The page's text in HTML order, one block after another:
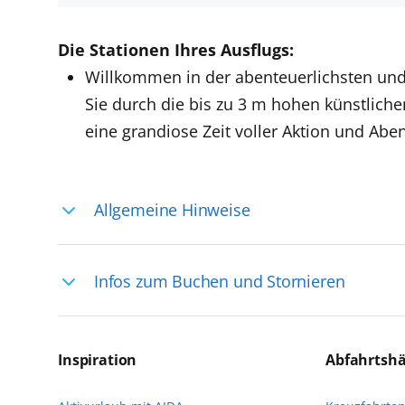
Die Stationen Ihres Ausflugs:
Willkommen in der abenteuerlichsten
Sie durch die bis zu 3 m hohen
eine grandiose Zeit voller Aktion und
Allgemeine Hinweise
selten, sodass dort englischsprachige
das Reiseerlebnis
Infos zum Buchen und Stornieren
Reservierungsanfrage über aida.de/
Inspiration